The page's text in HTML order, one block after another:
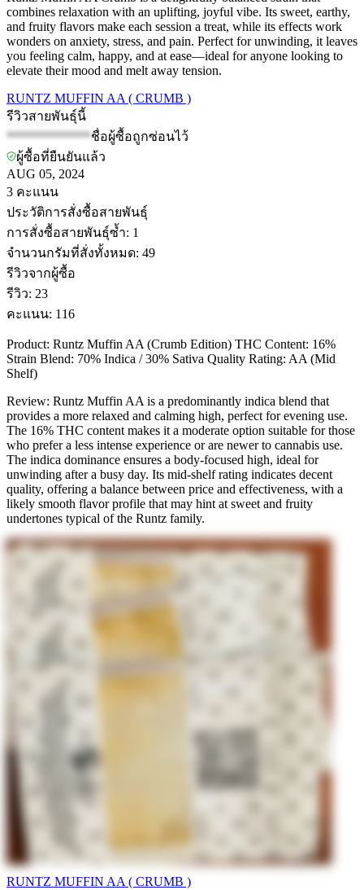
combines relaxation with an uplifting, joyful vibe. Its sweet, earthy,
and fruity flavors make each session a treat, while its effects work
wonders on anxiety, stress, and pain. Perfect for unwinding, it leaves
you feeling calm, happy, and at ease—ideal for anyone looking to
elevate their mood and melt away tension.
RUNTZ MUFFIN AA ( CRUMB )
รีวิวสายพันธุ์นี้
*************ชื่อผู้ซื้อถูกซ่อนไว้
ผู้ซื้อที่ยืนยันแล้ว
AUG 05, 2024
3 คะแนน
ประวัติการสั่งซื้อสายพันธุ์
การสั่งซื้อสายพันธุ์ซ้ำ: 1
จำนวนกรัมที่สั่งทั้งหมด: 49
รีวิวจากผู้ซื้อ
รีวิว: 23
คะแนน: 116
Product: Runtz Muffin AA (Crumb Edition) THC Content: 16%
Strain Blend: 70% Indica / 30% Sativa Quality Rating: AA (Mid
Shelf)
Review: Runtz Muffin AA is a predominantly indica blend that
provides a more relaxed and calming high, perfect for evening use.
The 16% THC content makes it a moderate option suitable for those
who prefer a less intense experience or are newer to cannabis use.
The indica dominance ensures a body-focused high, ideal for
unwinding after a busy day. Its mid-shelf rating indicates decent
quality, offering a balance between price and effectiveness, with a
likely smooth flavor profile that may hint at sweet and fruity
undertones typical of the Runtz family.
RUNTZ MUFFIN AA ( CRUMB )